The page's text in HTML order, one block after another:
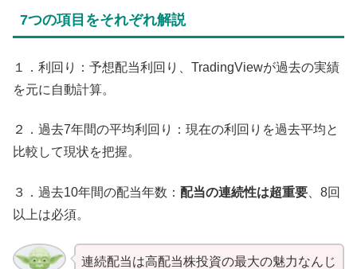
7つの項目をそれぞれ解説
１．利回り：予想配当利回り、TradingViewが過去の実績
を元に自動計算。
２．過去7年間の平均利回り：現在の利回りを過去平均と
比較して現状を把握。
３．過去10年間の配当年数： 配当の連続性は超重要 、8回
以上は必須。
連続配当は高配当株投資の最大の魅力なんじ